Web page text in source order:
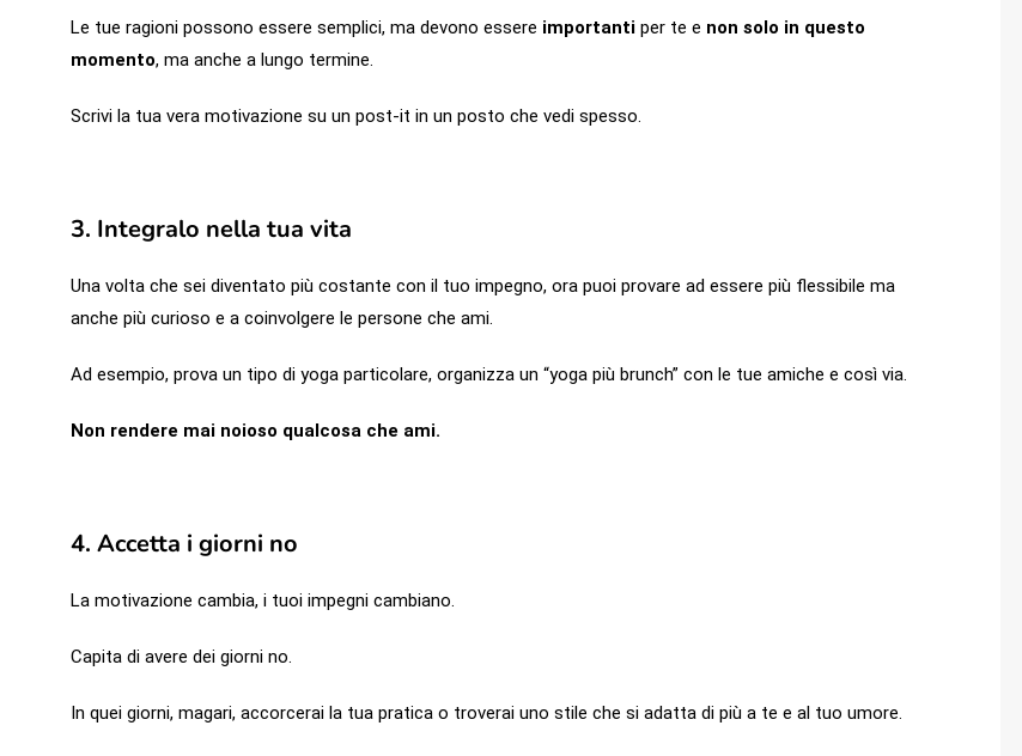
Le tue ragioni possono essere semplici, ma devono essere importantiper te e non solo in questo
momento, ma anche a lungo termine.
Scrivi la tua vera motivazione su un post-it in un posto che vedi spesso.
3. Integralo nella tua vita
Una volta che sei diventato più costante con il tuo impegno, ora puoi provare ad essere più flessibile ma
anche più curioso e a coinvolgere le persone che ami.
Ad esempio, prova un tipo di yoga particolare, organizza un “yoga più brunch” con le tue amiche e così via.
Non rendere mai noioso qualcosa che ami.
4. Accetta i giorni no
La motivazione cambia, i tuoi impegni cambiano.
Capita di avere dei giorni no.
In quei giorni, magari, accorcerai la tua pratica o troverai uno stile che si adatta di più a te e al tuo umore.